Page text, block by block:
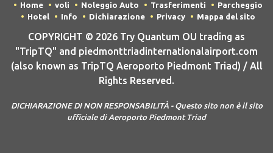
Home voli Noleggio Auto Trasferimenti
Parcheggio
Hotel
Info Dichiarazione Privacy Mappa del sito
COPYRIGHT © 2026 Try Quantum OU trading as
"TripTQ" and piedmonttriadinternationalairport.com
(also known as TripTQ Aeroporto Piedmont Triad) / All
Rights Reserved.
DICHIARAZIONE DI NON RESPONSABILITÀ - Questo sito non è il sito
ufficiale di Aeroporto Piedmont Triad